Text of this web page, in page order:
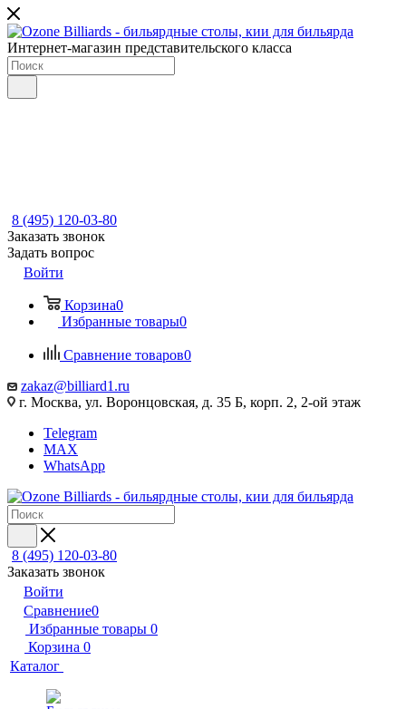
Интернет-магазин представительского класса
8 (495) 120-03-80
Заказать звонок
Задать вопрос
Войти
Корзина0
Избранные товары0
Сравнение товаров0
zakaz@billiard1.ru
г. Москва, ул. Воронцовская, д. 35 Б, корп. 2, 2-ой этаж
Telegram
MAX
WhatsApp
8 (495) 120-03-80
Заказать звонок
Войти
Сравнение0
Избранные товары 0
Корзина 0
Каталог